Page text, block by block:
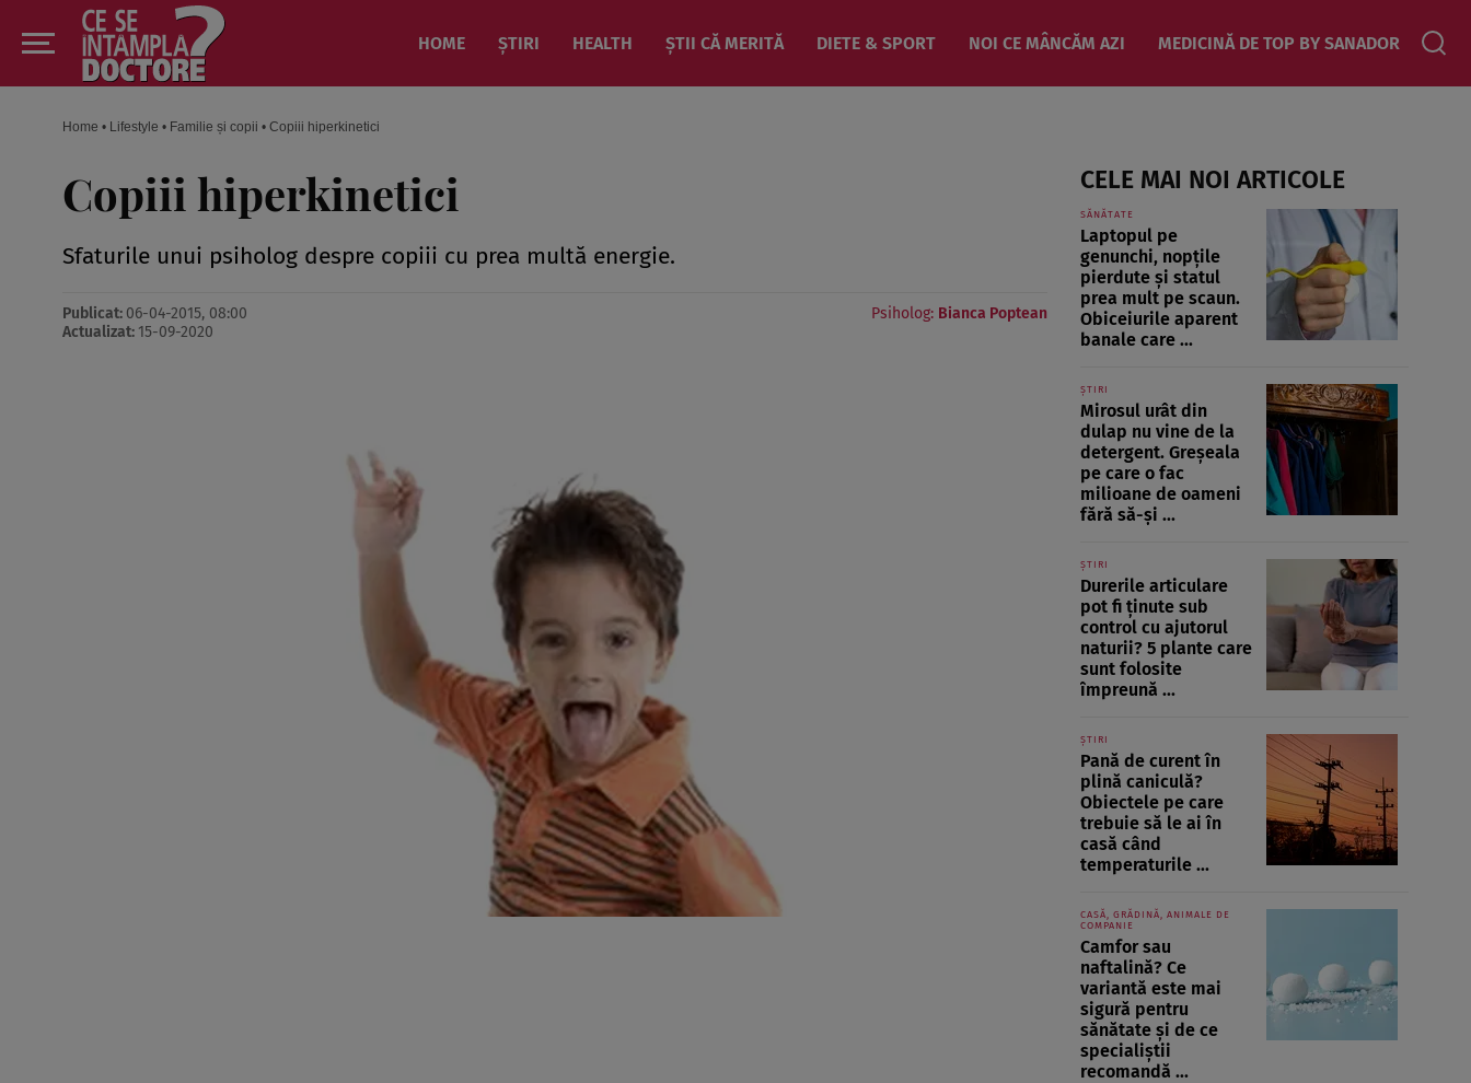
HOME ȘTIRI HEALTH ȘTII CĂ MERITĂ DIETE & SPORT NOI CE MÂNCĂM AZI MEDICINĂ DE TOP BY SANADOR
Home • Lifestyle • Familie și copii • Copiii hiperkinetici
Copiii hiperkinetici
Sfaturile unui psiholog despre copiii cu prea multă energie.
Publicat: 06-04-2015, 08:00
Actualizat: 15-09-2020
Psiholog: Bianca Poptean
CELE MAI NOI ARTICOLE
SĂNĂTATE
Laptopul pe
genunchi, nopțile
pierdute și statul
prea mult pe scaun.
Obiceiurile aparent
banale care ...
ȘTIRI
Mirosul urât din
dulap nu vine de la
detergent. Greșeala
pe care o fac
milioane de oameni
fără să-și ...
ȘTIRI
Durerile articulare
pot fi ținute sub
control cu ajutorul
naturii? 5 plante care
sunt folosite
împreună ...
ȘTIRI
Pană de curent în
plină caniculă?
Obiectele pe care
trebuie să le ai în
casă când
temperaturile ...
CASĂ, GRĂDINĂ, ANIMALE DE
COMPANIE
Camfor sau
naftalină? Ce
variantă este mai
sigură pentru
sănătate și de ce
specialiștii
recomandă ...